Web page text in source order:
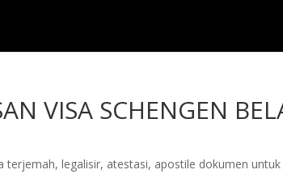
VISA SCHENGEN
terjemah, legalisir, atestasi, apostile dokumen